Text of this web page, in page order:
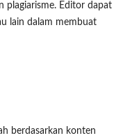
plagiarisme. Editor dapat
lain dalam membuat
berdasarkan konten